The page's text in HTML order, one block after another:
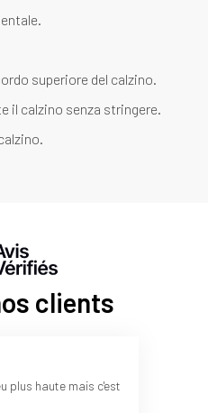
superiore del calzino.
il calzino senza stringere.
clients
plus haute mais c'est